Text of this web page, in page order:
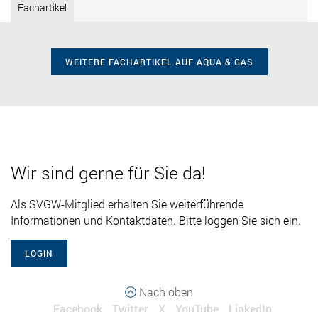
Fachartikel
WEITERE FACHARTIKEL AUF AQUA & GAS
Wir sind gerne für Sie da!
Als SVGW-Mitglied erhalten Sie weiterführende
Informationen und Kontaktdaten. Bitte loggen Sie sich ein.
LOGIN
Nach oben